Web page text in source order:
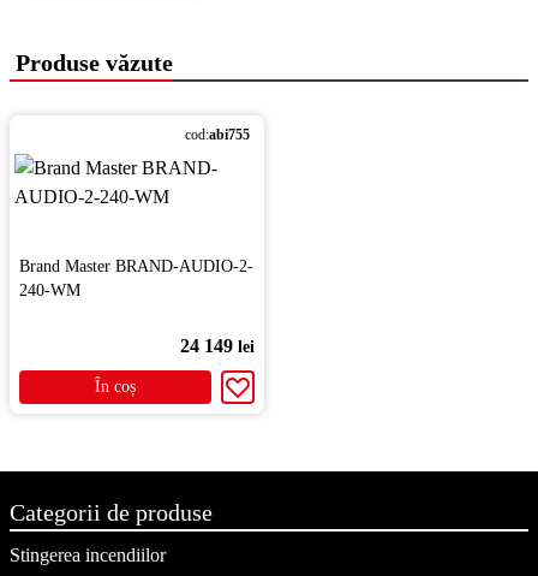
Produse văzute
cod:abi755
Brand Master BRAND-AUDIO-2-
240-WM
24 149 lei
În coș
Categorii de produse
Stingerea incendiilor